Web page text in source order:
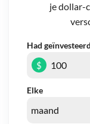
je dollar-
Had geïnvesteerd
Elke
$